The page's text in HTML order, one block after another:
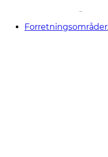
Forretningsområder